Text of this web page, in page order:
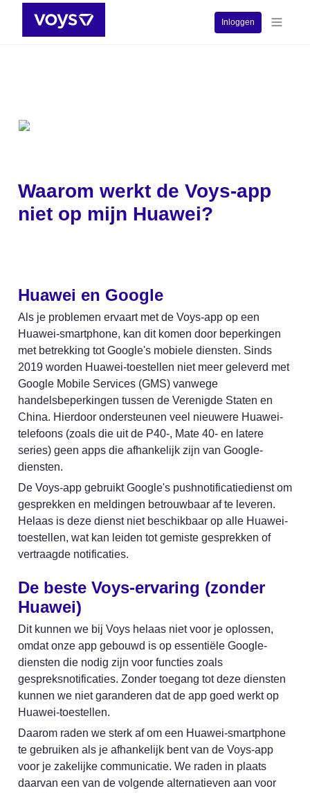
Inloggen
Waarom werkt de Voys-app
niet op mijn Huawei?
Huawei en Google
Als je problemen ervaart met de Voys-app op een
Huawei-smartphone, kan dit komen door beperkingen
met betrekking tot Google's mobiele diensten. Sinds
2019 worden Huawei-toestellen niet meer geleverd met
Google Mobile Services (GMS) vanwege
handelsbeperkingen tussen de Verenigde Staten en
China. Hierdoor ondersteunen veel nieuwere Huawei-
telefoons (zoals die uit de P40-, Mate 40- en latere
series) geen apps die afhankelijk zijn van Google-
diensten.
De Voys-app gebruikt Google's pushnotificatiedienst om
gesprekken en meldingen betrouwbaar af te leveren.
Helaas is deze dienst niet beschikbaar op alle Huawei-
toestellen, wat kan leiden tot gemiste gesprekken of
vertraagde notificaties.
De beste Voys-ervaring (zonder
Huawei)
Dit kunnen we bij Voys helaas niet voor je oplossen,
omdat onze app gebouwd is op essentiële Google-
diensten die nodig zijn voor functies zoals
gespreksnotificaties. Zonder toegang tot deze diensten
kunnen we niet garanderen dat de app goed werkt op
Huawei-toestellen.
Daarom raden we sterk af om een Huawei-smartphone
te gebruiken als je afhankelijk bent van de Voys-app
voor je zakelijke communicatie. We raden in plaats
daarvan een van de volgende alternatieven aan voor